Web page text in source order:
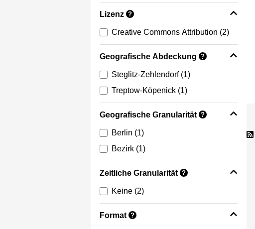
Lizenz ?
Creative Commons Attribution (2)
Geografische Abdeckung ?
Steglitz-Zehlendorf (1)
Treptow-Köpenick (1)
Geografische Granularität ?
Berlin (1)
Bezirk (1)
Zeitliche Granularität ?
Keine (2)
Format ?